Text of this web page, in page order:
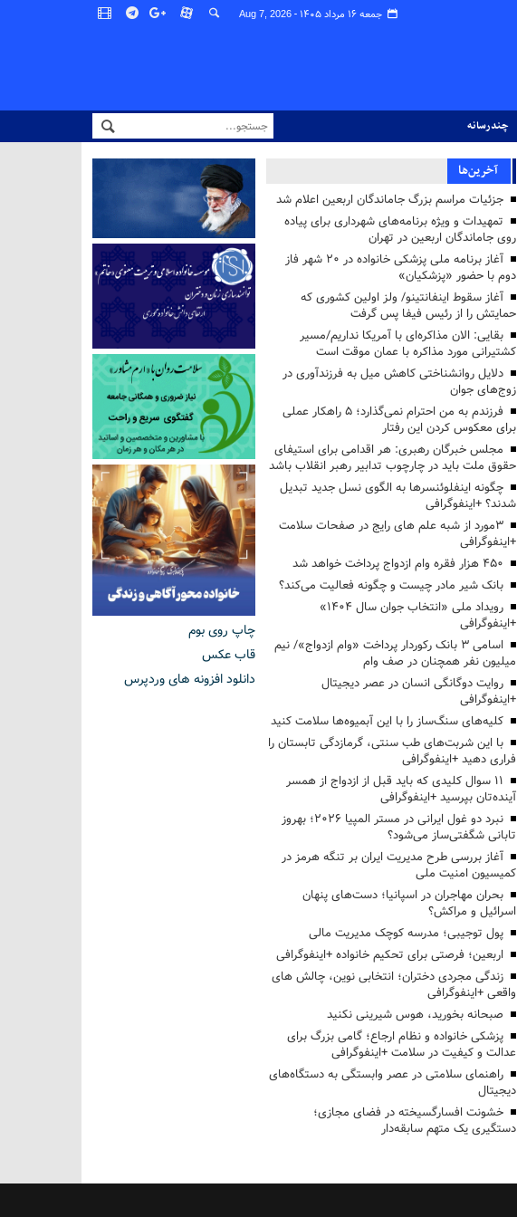
جمعه ۱۶ مرداد ۱۴۰۵ - Aug 7, 2026
چندرسانه
آخرین‌ها
جزئیات مراسم بزرگ جاماندگان اربعین اعلام شد
تمهیدات و ویژه برنامه‌های شهرداری برای پیاده
روی جاماندگان اربعین در تهران
آغاز برنامه ملی پزشکی خانواده در ۲۰ شهر فاز
دوم با حضور «پزشکیان»
آغاز سقوط اینفانتینو/ ولز اولین کشوری که
حمایتش را از رئیس فیفا پس گرفت
بقایی: الان مذاکره‌ای با آمریکا نداریم/مسیر
کشتیرانی مورد مذاکره با عمان موقت است
دلایل روانشناختی کاهش میل به فرزندآوری در
زوج‌های جوان
فرزندم به من احترام نمی‌گذارد؛ ۵ راهکار عملی
برای معکوس کردن این رفتار
مجلس خبرگان رهبری: هر اقدامی برای استیفای
حقوق ملت باید در چارچوب تدابیر رهبر انقلاب باشد
چگونه اینفلوئنسرها به الگوی نسل جدید تبدیل
شدند؟ +اینفوگرافی
3مورد از شبه علم های رایج در صفحات سلامت
+اینفوگرافی
۴۵۰ هزار فقره وام ازدواج پرداخت خواهد شد
بانک شیر مادر چیست و چگونه فعالیت می‌کند؟
رویداد ملی «انتخاب جوان سال ۱۴۰۴»
+اینفوگرافی
اسامی ۳ بانک رکوردار پرداخت «وام ازدواج»/ نیم
میلیون نفر همچنان در صف وام
روایت دوگانگی انسان در عصر دیجیتال
+اینفوگرافی
کلیه‌های سنگ‌ساز را با این آبمیوه‌ها سلامت کنید
با این شربت‌های طب سنتی، گرمازدگی تابستان را
فراری دهید +اینفوگرافی
۱۱ سوال کلیدی که باید قبل از ازدواج از همسر
آینده‌تان بپرسید +اینفوگرافی
نبرد دو غول ایرانی در مستر المپیا ۲۰۲۶؛ بهروز
تابانی شگفتی‌ساز می‌شود؟
آغاز بررسی طرح مدیریت ایران بر تنگه هرمز در
کمیسیون امنیت ملی
بحران مهاجران در اسپانیا؛ دست‌های پنهان
اسرائیل و مراکش؟
پول توجیبی؛ مدرسه کوچک مدیریت مالی
اربعین؛ فرصتی برای تحکیم خانواده +اینفوگرافی
زندگی مجردی دختران؛ انتخابی نوین، چالش های
واقعی +اینفوگرافی
صبحانه بخورید، هوس شیرینی نکنید
پزشکی خانواده و نظام ارجاع؛ گامی بزرگ برای
عدالت و کیفیت در سلامت +اینفوگرافی
راهنمای سلامتی در عصر وابستگی به دستگاه‌های
دیجیتال
خشونت افسارگسیخته در فضای مجازی؛
دستگیری یک متهم سابقه‌دار
چاپ روی بوم
قاب عکس
دانلود افزونه های وردپرس